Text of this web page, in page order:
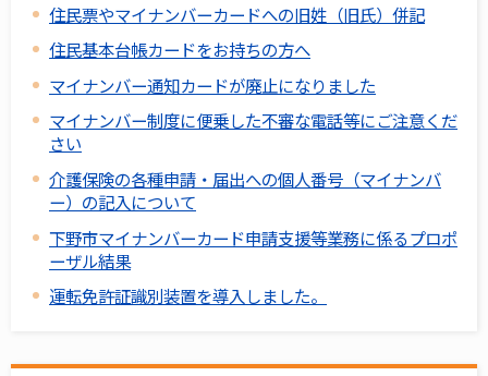
住民票やマイナンバーカードへの旧姓（旧氏）併記
住民基本台帳カードをお持ちの方へ
マイナンバー通知カードが廃止になりました
マイナンバー制度に便乗した不審な電話等にご注意くだ
さい
介護保険の各種申請・届出への個人番号（マイナンバ
ー）の記入について
下野市マイナンバーカード申請支援等業務に係るプロポ
ーザル結果
運転免許証識別装置を導入しました。